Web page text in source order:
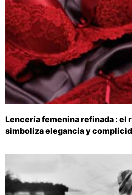
Lencería femenina refinada : el
simboliza elegancia y